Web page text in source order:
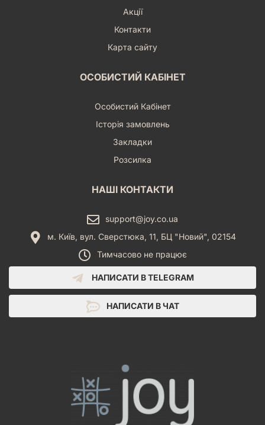
Акції
Контакти
Карта сайту
ОСОБИСТИЙ КАБІНЕТ
Особистий Кабінет
Історія замовлень
Закладки
Розсилка
НАШІ КОНТАКТИ
support@joy.co.ua
м. Київ, вул. Сверстюка, 11, БЦ "Новий", 02154
Тимчасово не працює
НАПИСАТИ В TELEGRAM
НАПИСАТИ В ЧАТ